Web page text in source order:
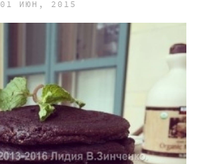
01 ИЮН, 2015